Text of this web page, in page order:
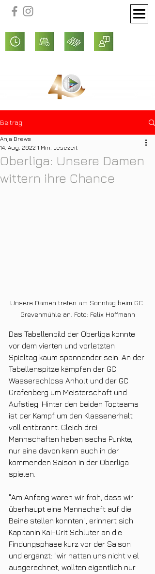
Beitrag
Oberliga: Unsere Damen
wittern ihre Chance
Anja Drews
14. Aug. 2022 1 Min. Lesezeit
Unsere Damen treten am Sonntag beim GC
Grevenmühle an. Foto: Felix Hoffmann
Das Tabellenbild der Oberliga könnte
vor dem vierten und vorletzten
Spieltag kaum spannender sein: An der
Tabellenspitze kämpfen der GC
Wasserschloss Anholt und der GC
Grafenberg um Meisterschaft und
Aufstieg. Hinter den beiden Topteams
ist der Kampf um den Klassenerhalt
voll entbrannt. Gleich drei
Mannschaften haben sechs Punkte,
nur eine davon kann auch in der
kommenden Saison in der Oberliga
spielen.
"Am Anfang waren wir froh, dass wir
überhaupt eine Mannschaft auf die
Beine stellen konnten", erinnert sich
Kapitänin Kai-Grit Schlüter an die
Findungsphase kurz vor der Saison
und ergänzt: "wir hatten uns nicht viel
ausgerechnet, wollten eigentlich nur